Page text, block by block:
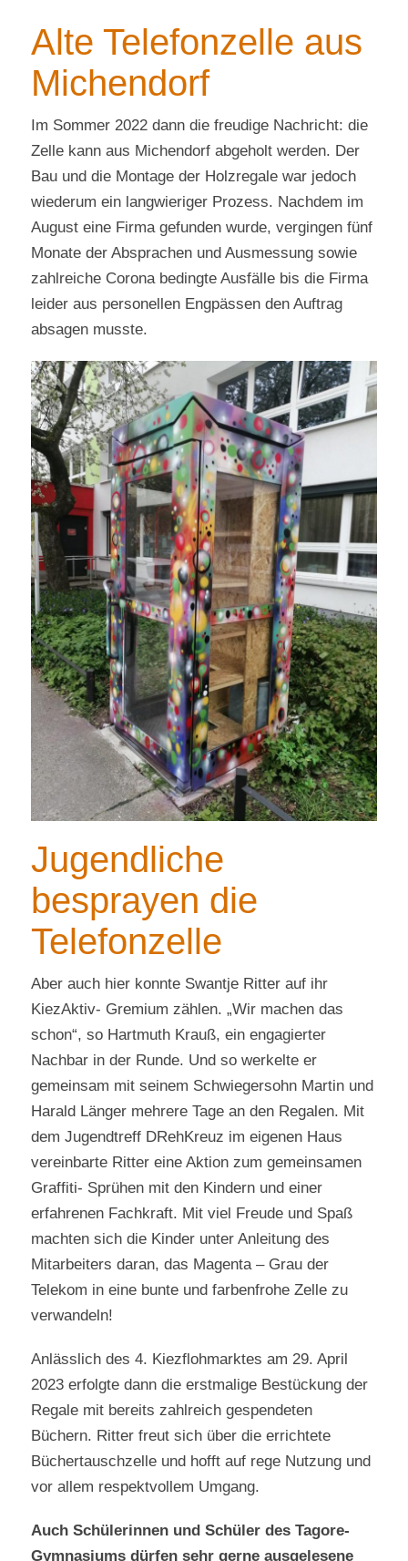
Alte Telefonzelle aus
Michendorf
Im Sommer 2022 dann die freudige Nachricht: die
Zelle kann aus Michendorf abgeholt werden. Der
Bau und die Montage der Holzregale war jedoch
wiederum ein langwieriger Prozess. Nachdem im
August eine Firma gefunden wurde, vergingen fünf
Monate der Absprachen und Ausmessung sowie
zahlreiche Corona bedingte Ausfälle bis die Firma
leider aus personellen Engpässen den Auftrag
absagen musste.
Jugendliche
besprayen die
Telefonzelle
Aber auch hier konnte Swantje Ritter auf ihr
KiezAktiv- Gremium zählen. „Wir machen das
schon“, so Hartmuth Krauß, ein engagierter
Nachbar in der Runde. Und so werkelte er
gemeinsam mit seinem Schwiegersohn Martin und
Harald Länger mehrere Tage an den Regalen. Mit
dem Jugendtreff DRehKreuz im eigenen Haus
vereinbarte Ritter eine Aktion zum gemeinsamen
Graffiti- Sprühen mit den Kindern und einer
erfahrenen Fachkraft. Mit viel Freude und Spaß
machten sich die Kinder unter Anleitung des
Mitarbeiters daran, das Magenta – Grau der
Telekom in eine bunte und farbenfrohe Zelle zu
verwandeln!
Anlässlich des 4. Kiezflohmarktes am 29. April
2023 erfolgte dann die erstmalige Bestückung der
Regale mit bereits zahlreich gespendeten
Büchern. Ritter freut sich über die errichtete
Büchertauschzelle und hofft auf rege Nutzung und
vor allem respektvollem Umgang.
Auch Schülerinnen und Schüler des Tagore-
Gymnasiums dürfen sehr gerne ausgelesene